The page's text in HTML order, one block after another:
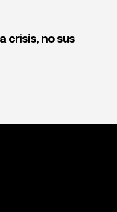
crisis, no sus